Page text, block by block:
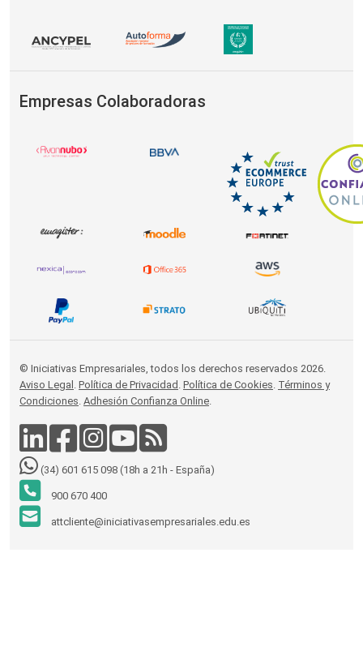
Empresas Colaboradoras
© Iniciativas Empresariales, todos los derechos reservados 2026.
Aviso Legal Política de Privacidad Política de Cookies Términos y
Condiciones Adhesión Confianza Online
(34) 601 615 098 (18h a 21h - España)
900 670 400
attcliente@iniciativasempresariales.edu.es